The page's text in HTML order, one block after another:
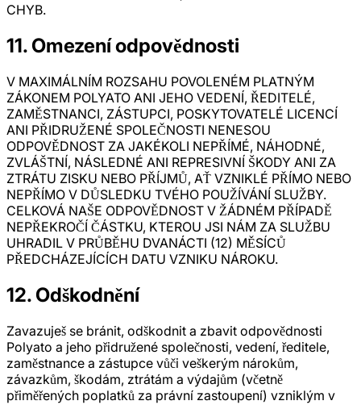
CHYB.
11. Omezení odpovědnosti
V MAXIMÁLNÍM ROZSAHU POVOLENÉM PLATNÝM
ZÁKONEM POLYATO ANI JEHO VEDENÍ, ŘEDITELÉ,
ZAMĚSTNANCI, ZÁSTUPCI, POSKYTOVATELÉ LICENCÍ
ANI PŘIDRUŽENÉ SPOLEČNOSTI NENESOU
ODPOVĚDNOST ZA JAKÉKOLI NEPŘÍMÉ, NÁHODNÉ,
ZVLÁŠTNÍ, NÁSLEDNÉ ANI REPRESIVNÍ ŠKODY ANI ZA
ZTRÁTU ZISKU NEBO PŘÍJMŮ, AŤ VZNIKLÉ PŘÍMO NEBO
NEPŘÍMO V DŮSLEDKU TVÉHO POUŽÍVÁNÍ SLUŽBY.
CELKOVÁ NAŠE ODPOVĚDNOST V ŽÁDNÉM PŘÍPADĚ
NEPŘEKROČÍ ČÁSTKU, KTEROU JSI NÁM ZA SLUŽBU
UHRADIL V PRŮBĚHU DVANÁCTI (12) MĚSÍCŮ
PŘEDCHÁZEJÍCÍCH DATU VZNIKU NÁROKU.
12. Odškodnění
Zavazuješ se bránit, odškodnit a zbavit odpovědnosti
Polyato a jeho přidružené společnosti, vedení, ředitele,
zaměstnance a zástupce vůči veškerým nárokům,
závazkům, škodám, ztrátám a výdajům (včetně
přiměřených poplatků za právní zastoupení) vzniklým v